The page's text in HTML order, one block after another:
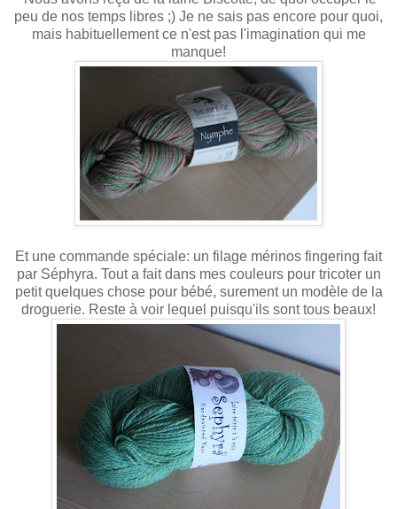
peu de nos temps libres ;) Je ne sais pas encore pour quoi,
mais habituellement ce n'est pas l'imagination qui me
manque!
Et une commande spéciale: un filage mérinos fingering fait
par Séphyra. Tout a fait dans mes couleurs pour tricoter un
petit quelques chose pour bébé, surement un modèle de la
droguerie. Reste à voir lequel puisqu'ils sont tous beaux!